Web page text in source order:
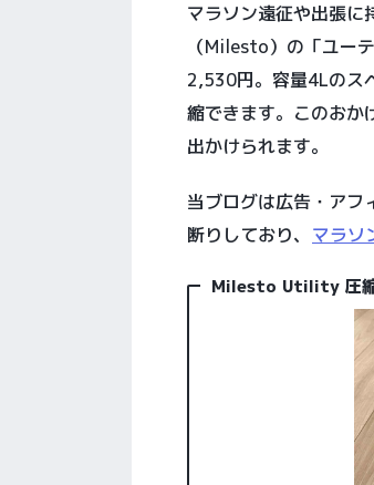
マラソン遠征や出張に
（Milesto）の「ユー
2,530円。容量4Lのス
縮できます。このおか
出かけられます。
当ブログは広告・アフ
断りしており、 マラソ
Milesto Utility 圧縮